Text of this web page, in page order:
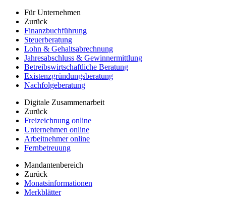
Für Unternehmen
Zurück
Finanzbuchführung
Steuerberatung
Lohn & Gehaltsabrechnung
Jahresabschluss & Gewinnermittlung
Betreibswirtschaftliche Beratung
Existenzgründungsberatung
Nachfolgeberatung
Digitale Zusammenarbeit
Zurück
Freizeichnung online
Unternehmen online
Arbeitnehmer online
Fernbetreuung
Mandantenbereich
Zurück
Monatsinformationen
Merkblätter